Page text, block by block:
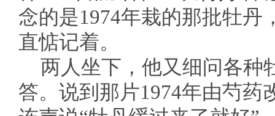
念的是1974年栽的那批牡丹
直惦记着。
两人坐下，他又细问各种
答。说到那片1974年由芍药